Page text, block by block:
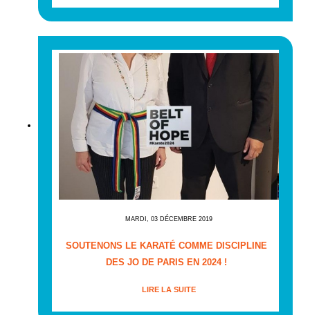
MARDI, 03 DÉCEMBRE 2019
SOUTENONS LE KARATÉ COMME DISCIPLINE
DES JO DE PARIS EN 2024 !
LIRE LA SUITE